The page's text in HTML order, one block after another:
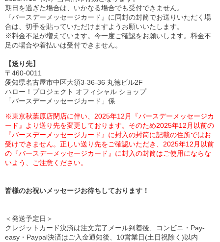
期日を過ぎた場合は、いかなる場合でも受付できません。
『バースデーメッセージカード』に同封の封筒でお送りいただく場
合は、切手を貼っていただけますようお願いいたします。
※料金不足が増えています。今一度ご確認をお願いします。料金不
足の場合や着払いは受付できません。
【送り先】
〒460-0011
愛知県名古屋市中区大須3-36-36 丸徳ビル2F
ハロー！プロジェクト オフィシャル ショップ
「バースデーメッセージカード」係
※東京秋葉原店閉店に伴い、2025年12月『バースデーメッセージカ
ード』より送り先を変更しております。そのため2025年12月以前の
『バースデーメッセージカード』に封入の封筒に記載の住所ではお
受けできません。正しい送り先をご確認いただき、2025年12月以前
の『バースデーメッセージカード』に封入の封筒はご使用にならな
いよう、ご注意ください。
皆様のお祝いメッセージお待ちしております！
＜発送予定日＞
クレジットカード決済は注文完了メール到着後、コンビニ・Pay-
easy・Paypal決済はご入金通知後、10営業日(土日祝除く)以内